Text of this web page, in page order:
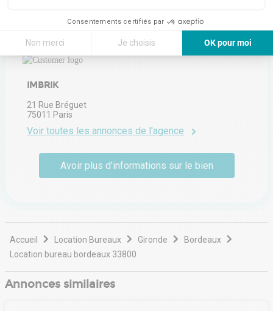
Consentements certifiés par
Non merci Je choisis
OK pour moi
Axeptio consent
Plateforme de Gestion du Consentement : Personnalisez vos Options
Notre plateforme vous permet d'adapter et de gérer vos paramètres
À propos de l'agence
IMBRIK
21 Rue Bréguet
75011 Paris
Voir toutes les annonces de l'agence
Avoir plus d'informations sur le bien
Accueil Location Bureaux Gironde
Bordeaux
Location bureau bordeaux 33800
Annonces similaires